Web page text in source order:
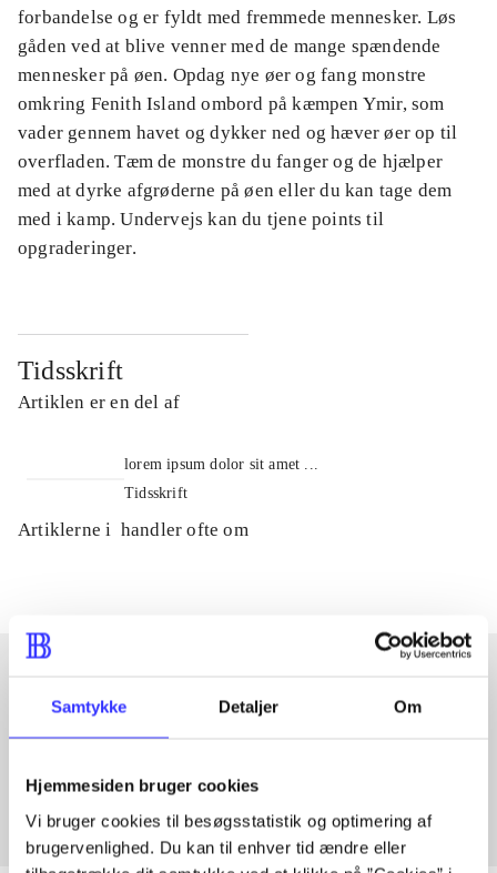
Samtykke Detaljer Om
Hjemmesiden bruger cookies
Vi bruger cookies til besøgsstatistik og optimering af
brugervenlighed. Du kan til enhver tid ændre eller
forbandelse og er fyldt med fremmede mennesker. Løs
gåden ved at blive venner med de mange spændende
mennesker på øen. Opdag nye øer og fang monstre
omkring Fenith Island ombord på kæmpen Ymir, som
vader gennem havet og dykker ned og hæver øer op til
overfladen. Tæm de monstre du fanger og de hjælper
med at dyrke afgrøderne på øen eller du kan tage dem
med i kamp. Undervejs kan du tjene points til
opgraderinger.
Tidsskrift
Artiklen er en del af
lorem ipsum dolor sit amet ...
Tidsskrift
Artiklerne i handler ofte om
Artikler med samme emner